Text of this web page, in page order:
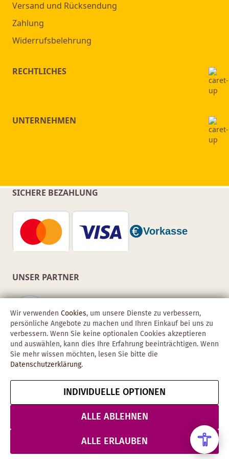
Versand und Rücksendung
Zahlung
Widerrufsbelehrung
RECHTLICHES
UNTERNEHMEN
SICHERE BEZAHLUNG
UNSER PARTNER
Copyright © 2026 Obadis GmbH
ImpressumAGBDatenschutz
& Sicherheit
Vertrag widerrufen
Wir verwenden Cookies, um unsere Dienste zu verbessern,
persönliche Angebote zu machen und Ihren Einkauf bei uns zu
verbessern. Wenn Sie keine optionalen Cookies akzeptieren
und auswählen, kann dies Ihre Erfahrung beeinträchtigen. Wenn
Sie mehr wissen möchten, lesen Sie bitte die
Datenschutzerklärung.
INDIVIDUELLE OPTIONEN
ALLE ABLEHNEN
ALLE ERLAUBEN